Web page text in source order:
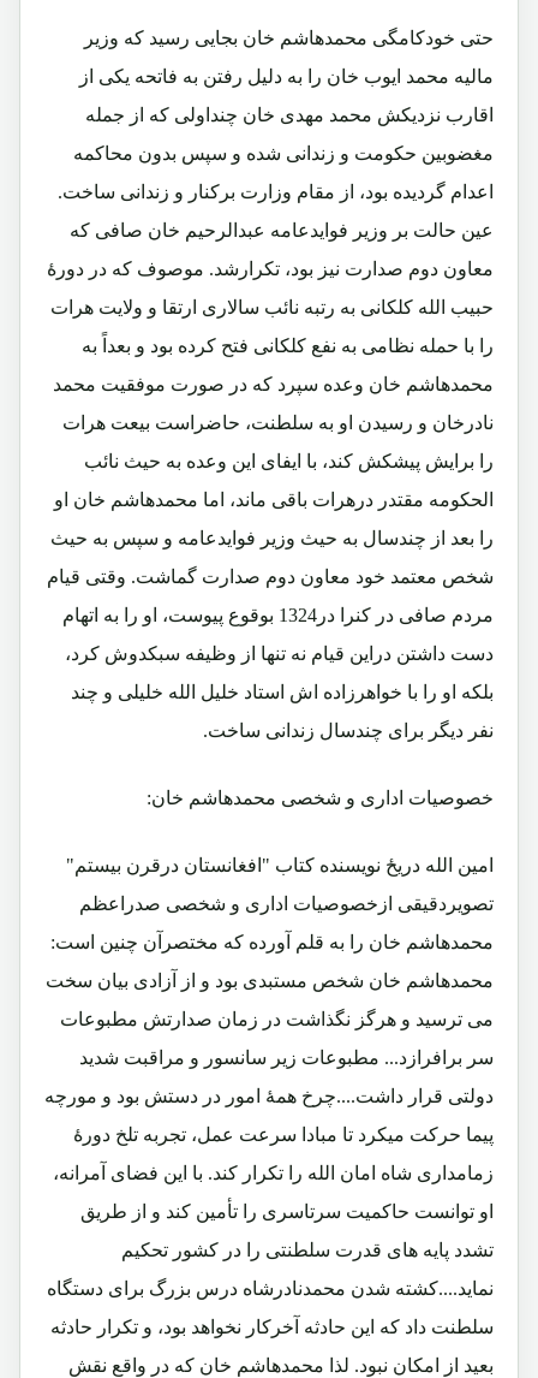
حتی خودکامگی محمدهاشم خان بجایی رسید که وزیر
مالیه محمد ایوب خان را به دلیل رفتن به فاتحه یکی از
اقارب نزدیکش محمد مهدی خان چنداولی که از جمله
مغضوبین حکومت و زندانی شده و سپس بدون محاکمه
اعدام گردیده بود، از مقام وزارت برکنار و زندانی ساخت.
عین حالت بر وزیر فوایدعامه عبدالرحیم خان صافی که
معاون دوم صدارت نیز بود، تکرارشد. موصوف که در دورۀ
حبیب الله کلکانی به رتبه نائب سالاری ارتقا و ولایت هرات
را با حمله نظامی به نفع کلکانی فتح کرده بود و بعداً به
محمدهاشم خان وعده سپرد که در صورت موفقیت محمد
نادرخان و رسیدن او به سلطنت، حاضراست بیعت هرات
را برایش پیشکش کند، با ایفای این وعده به حیث نائب
الحکومه مقتدر درهرات باقی ماند، اما محمدهاشم خان او
را بعد از چندسال به حیث وزیر فوایدعامه و سپس به حیث
شخص معتمد خود معاون دوم صدارت گماشت. وقتی قیام
مردم صافی در کنرا در1324 بوقوع پیوست، او را به اتهام
دست داشتن دراین قیام نه تنها از وظیفه سبکدوش کرد،
بلکه او را با خواهرزاده اش استاد خلیل الله خلیلی و چند
نفر دیگر برای چندسال زندانی ساخت.
خصوصیات اداری و شخصی محمدهاشم خان:
امین الله دریځ نویسنده کتاب "افغانستان درقرن بیستم"
تصویردقیقی ازخصوصیات اداری و شخصی صدراعظم
محمدهاشم خان را به قلم آورده که مختصرآن چنین است:
محمدهاشم خان شخص مستبدی بود و از آزادی بیان سخت
می ترسید و هرگز نگذاشت در زمان صدارتش مطبوعات
سر برافرازد... مطبوعات زیر سانسور و مراقبت شدید
دولتی قرار داشت....چرخ همۀ امور در دستش بود و مورچه
پیما حرکت میکرد تا مبادا سرعت عمل، تجربه تلخ دورۀ
زمامداری شاه امان الله را تکرار کند. با این فضای آمرانه،
او توانست حاکمیت سرتاسری را تأمین کند و از طریق
تشدد پایه های قدرت سلطنتی را در کشور تحکیم
نماید....کشته شدن محمدنادرشاه درس بزرگ برای دستگاه
سلطنت داد که این حادثه آخرکار نخواهد بود، و تکرار حادثه
بعید از امکان نبود. لذا محمدهاشم خان که در واقع نقش